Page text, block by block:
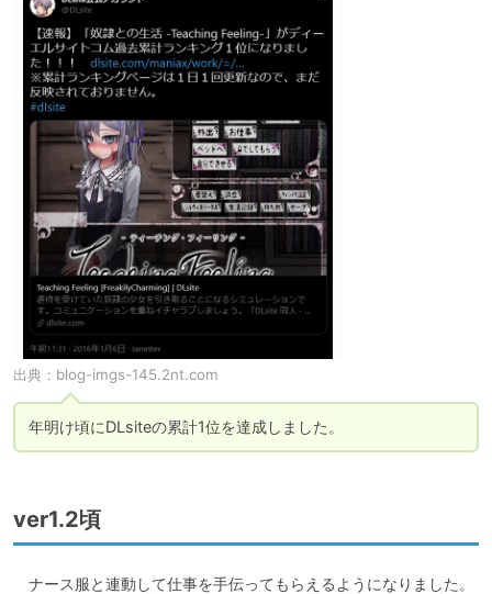
出典： blog-imgs-145.2nt.com
年明け頃にDLsiteの累計1位を達成しました。
ver1.2頃
ナース服と連動して仕事を手伝ってもらえるようになりました。